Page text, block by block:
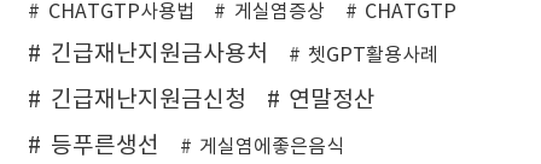
CHATGTP사용법 게실염증상 CHATGTP
긴급재난지원금사용처 쳇GPT활용사례
긴급재난지원금신청
연말정산
등푸른생선
게실염에좋은음식